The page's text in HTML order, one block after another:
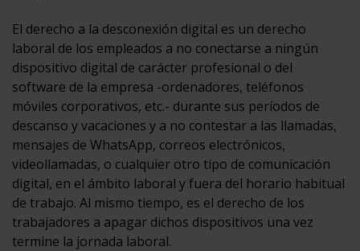
El derecho a la desconexión digital es un derecho
laboral de los empleados a no conectarse a ningún
dispositivo digital de carácter profesional o del
software de la empresa -ordenadores, teléfonos
móviles corporativos, etc.- durante sus períodos de
descanso y vacaciones y a no contestar a las llamadas,
mensajes de WhatsApp, correos electrónicos,
videollamadas, o cualquier otro tipo de comunicación
digital, en el ámbito laboral y fuera del horario habitual
de trabajo. Al mismo tiempo, es el derecho de los
trabajadores a apagar dichos dispositivos una vez
termine la jornada laboral.